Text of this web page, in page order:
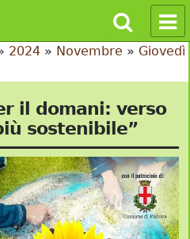
2024 » Novembre » Giovedì
il domani: verso
sostenibile”